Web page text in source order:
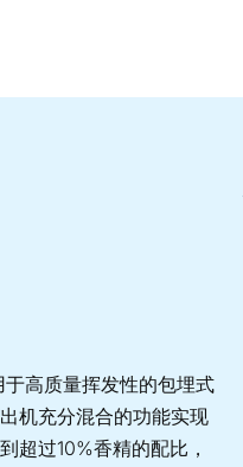
于高质量挥发性的包埋式
机充分混合的功能实现
超过10%香精的配比，